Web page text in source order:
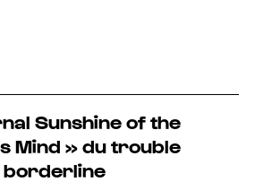
Sunshine of the
Mind » du trouble
borderline